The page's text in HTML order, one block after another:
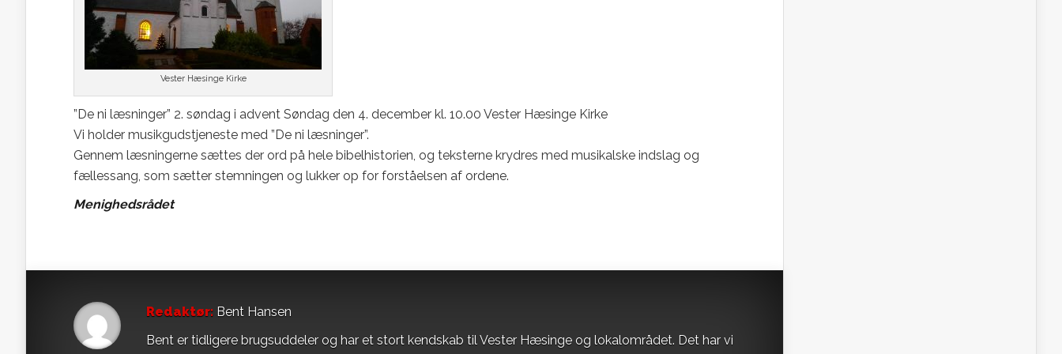
Vester Hæsinge Kirke
”De ni læsninger” 2. søndag i advent Søndag den 4. december kl. 10.00 Vester Hæsinge Kirke
Vi holder musikgudstjeneste med ”De ni læsninger”.
Gennem læsningerne sættes der ord på hele bibelhistorien, og teksterne krydres med musikalske indslag og
fællessang, som sætter stemningen og lukker op for forståelsen af ordene.
Menighedsrådet
Redaktør: Bent Hansen
Bent er tidligere brugsuddeler og har et stort kendskab til Vester Hæsinge og lokalområdet. Det har vi